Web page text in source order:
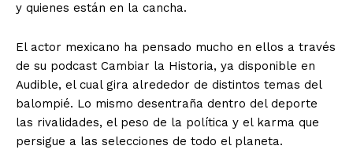
y quienes están en la cancha.
El actor mexicano ha pensado mucho en ellos a través
de su podcast Cambiar la Historia, ya disponible en
Audible, el cual gira alrededor de distintos temas del
balompié. Lo mismo desentraña dentro del deporte
las rivalidades, el peso de la política y el karma que
persigue a las selecciones de todo el planeta.